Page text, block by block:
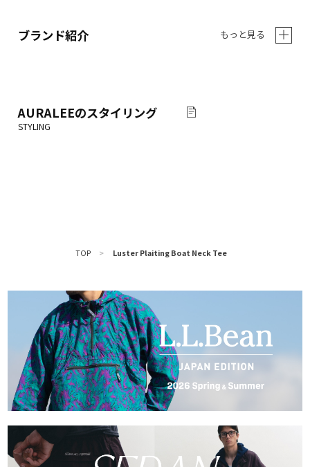
ブランド紹介 もっと見る
AURALEEのスタイリング
TOP > Luster Plaiting Boat Neck Tee